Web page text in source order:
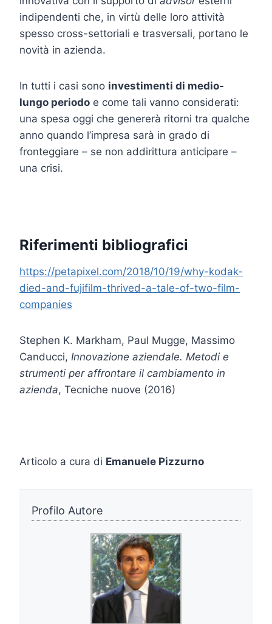
indipendenti che, in virtù delle loro attività
spesso cross-settoriali e trasversali, portano le
novità in azienda.
In tutti i casi sono investimenti di medio-
lungo periodo e come tali vanno considerati:
una spesa oggi che genererà ritorni tra qualche
anno quando l’impresa sarà in grado di
fronteggiare – se non addirittura anticipare –
una crisi.
Riferimenti bibliografici
https://petapixel.com/2018/10/19/why-kodak-
died-and-fujifilm-thrived-a-tale-of-two-film-
companies
Stephen K. Markham, Paul Mugge, Massimo
Canducci, Innovazione aziendale. Metodi e
strumenti per affrontare il cambiamento in
azienda, Tecniche nuove (2016)
Articolo a cura di Emanuele Pizzurno
Profilo Autore